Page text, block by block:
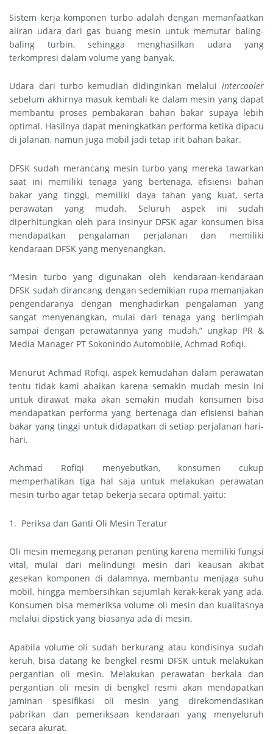
Sistem kerja komponen turbo adalah dengan memanfaatkan
aliran udara dari gas buang mesin untuk memutar baling-
baling turbin, sehingga menghasilkan udara yang
terkompresi dalam volume yang banyak.
Udara dari turbo kemudian didinginkan melalui intercooler
sebelum akhirnya masuk kembali ke dalam mesin yang dapat
membantu proses pembakaran bahan bakar supaya lebih
optimal. Hasilnya dapat meningkatkan performa ketika dipacu
di jalanan, namun juga mobil jadi tetap irit bahan bakar.
DFSK sudah merancang mesin turbo yang mereka tawarkan
saat ini memiliki tenaga yang bertenaga, efisiensi bahan
bakar yang tinggi, memiliki daya tahan yang kuat, serta
perawatan yang mudah. Seluruh aspek ini sudah
diperhitungkan oleh para insinyur DFSK agar konsumen bisa
mendapatkan pengalaman perjalanan dan memiliki
kendaraan DFSK yang menyenangkan.
“Mesin turbo yang digunakan oleh kendaraan-kendaraan
DFSK sudah dirancang dengan sedemikian rupa memanjakan
pengendaranya dengan menghadirkan pengalaman yang
sangat menyenangkan, mulai dari tenaga yang berlimpah
sampai dengan perawatannya yang mudah,” ungkap PR &
Media Manager PT Sokonindo Automobile, Achmad Rofiqi.
Menurut Achmad Rofiqi, aspek kemudahan dalam perawatan
tentu tidak kami abaikan karena semakin mudah mesin ini
untuk dirawat maka akan semakin mudah konsumen bisa
mendapatkan performa yang bertenaga dan efisiensi bahan
bakar yang tinggi untuk didapatkan di setiap perjalanan hari-
hari.
Achmad Rofiqi menyebutkan, konsumen cukup
memperhatikan tiga hal saja untuk melakukan perawatan
mesin turbo agar tetap bekerja secara optimal, yaitu:
1. Periksa dan Ganti Oli Mesin Teratur
Oli mesin memegang peranan penting karena memiliki fungsi
vital, mulai dari melindungi mesin dari keausan akibat
gesekan komponen di dalamnya, membantu menjaga suhu
mobil, hingga membersihkan sejumlah kerak-kerak yang ada.
Konsumen bisa memeriksa volume oli mesin dan kualitasnya
melalui dipstick yang biasanya ada di mesin.
Apabila volume oli sudah berkurang atau kondisinya sudah
keruh, bisa datang ke bengkel resmi DFSK untuk melakukan
pergantian oli mesin. Melakukan perawatan berkala dan
pergantian oli mesin di bengkel resmi akan mendapatkan
jaminan spesifikasi oli mesin yang direkomendasikan
pabrikan dan pemeriksaan kendaraan yang menyeluruh
secara akurat.